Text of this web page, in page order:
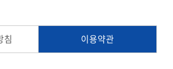
침 이용약관